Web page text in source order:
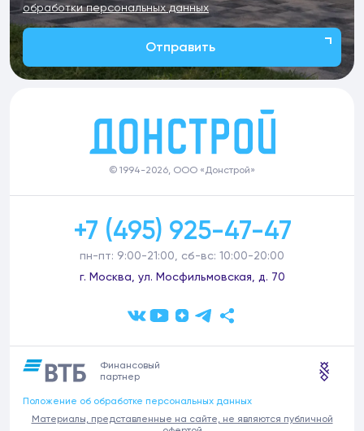
обработки персональных данных
Отправить
© 1994-2026, ООО «Донстрой»
+7 (495) 925-47-47
пн-пт: 9:00-21:00, сб-вс: 10:00-20:00
г. Москва, ул. Мосфильмовская, д. 70
Финансовый
партнер
Положение об обработке персональных данных
Материалы, представленные на сайте, не являются публичной